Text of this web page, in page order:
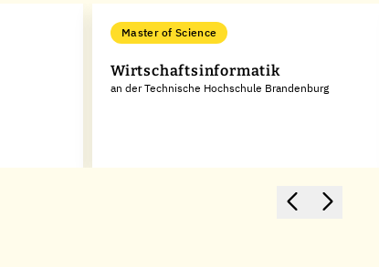
Master of Science
Wirtschaftsinformatik
an der Technische Hochschule Brandenburg